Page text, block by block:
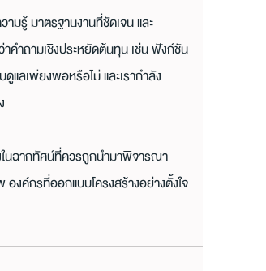
รู้ มาตรฐานงานที่ชัดเจน และ
คำถามเชิงประหยัดต้นทุน เช่น ฟังก์ชัน
ดูแลเพียงพอหรือไม่ และเรากำลัง
นฉากทัศน์ที่ควรถูกนำมาพิจารณา
งค์กรที่ออกแบบโครงสร้างอย่างตั้งใจ